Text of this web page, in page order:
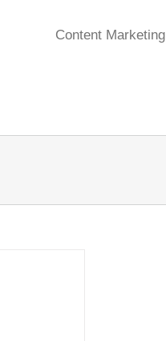
Content Marketing